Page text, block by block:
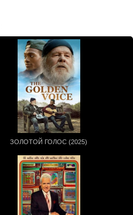
ЗОЛОТОЙ ГОЛОС (2025)